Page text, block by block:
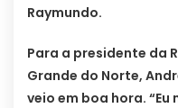
Raymundo.
Para a presidente da
Grande do Norte,
veio em boa hora.